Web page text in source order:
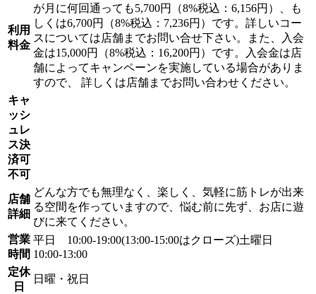
利用
料金
が月に何回通っても5,700円（8%税込：6,156円）、も
しくは6,700円（8%税込：7,236円）です。詳しいコー
スについては店舗までお問い合せ下さい。また、入会
金は15,000円（8%税込：16,200円）です。入会金は店
舗によってキャンペーンを実施している場合がありま
すので、 詳しくは店舗までお問い合わせください。
キャ
ッシ
ュレ
ス決
済可
不可
店舗
詳細
どんな方でも無理なく、楽しく、気軽に筋トレが出来
る空間を作っていますので、悩む前に先ず、お店に遊
びに来てください。
営業
時間
平日 10:00-19:00(13:00-15:00はクローズ)土曜日
10:00-13:00
定休
日
日曜・祝日